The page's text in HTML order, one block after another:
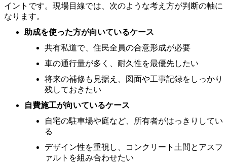
イントです。現場目線では、次のような考え方が判断の軸に
なります。
助成を使った方が向いているケース
共有私道で、住民全員の合意形成が必要
車の通行量が多く、耐久性を最優先したい
将来の補修も見据え、図面や工事記録をしっかり
残しておきたい
自費施工が向いているケース
自宅の駐車場や庭など、所有者がはっきりしてい
る
デザイン性を重視し、コンクリート土間とアスフ
ァルトを組み合わせたい